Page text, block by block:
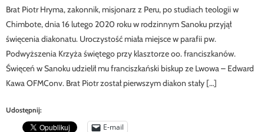
Brat Piotr Hryma, zakonnik, misjonarz z Peru, po studiach teologii w
Chimbote, dnia 16 lutego 2020 roku w rodzinnym Sanoku przyjął
święcenia diakonatu. Uroczystość miała miejsce w parafii pw.
Podwyższenia Krzyża świętego przy klasztorze oo. franciszkanów.
Święceń w Sanoku udzielił mu franciszkański biskup ze Lwowa – Edward
Kawa OFMConv. Brat Piotr został pierwszym diakon stały […]
Udostępnij:
E-mail